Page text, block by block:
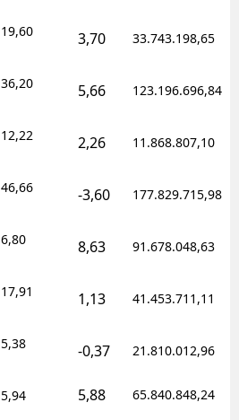
19,60 3,70 33.743.198,65
36,20 5,66 123.196.696,84
12,22 2,26 11.868.807,10
46,66 -3,60 177.829.715,98
6,80 8,63 91.678.048,63
17,91 1,13 41.453.711,11
5,38 -0,37 21.810.012,96
5,94 5,88 65.840.848,24